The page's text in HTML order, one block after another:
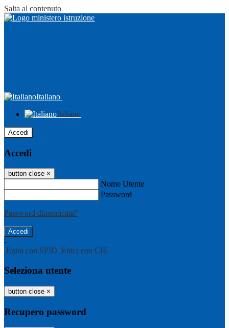
Salta al contenuto
Italiano
Italiano
Accedi
Accedi
button close ×
Nome Utente
Password
Password dimenticata?
-
Entra con SPID Entra con CIE
Seleziona utente
button close ×
Recupero password